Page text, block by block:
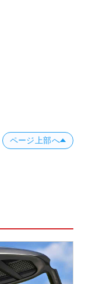
ページ上部へ